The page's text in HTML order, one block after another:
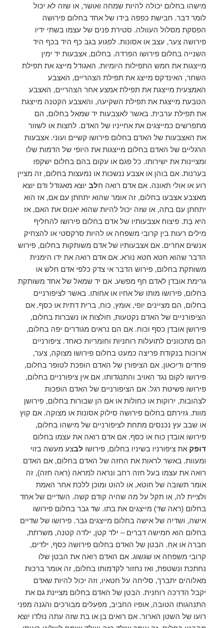
מישהו בחלום יכולה להיות שמחה ואושר, או שזה לא יכול
לומר דבר. חבישת כפפה בידו של אחד בחלום פירושה
הפסקת מסלול העוולה. סטירת פנים של עצמו בשתי ידיו
פירושה צער, עצב או אסונות. לפגוע בגב כף היד בכף היד
השנייה בחלום פירושו הפרדה. בחלום, אצבעות יד ימין
מייצגות את חמש התפילות היומיות. האגודל מייצג את תפילת
השחר, האינדקס מייצג את תפילת הצהריים, האצבע
האמצעית מייצגת את תפילת אמצע אחר הצהריים, האצבע
הטבעת מייצגת את תפילת השקיעה, והאצבע הקטנה מייצגת
את תפילת ערבית. באשר לאצבעות יד שמאל בחלום, הם
מתפרשים כמייצגים את אחייניו של האדם. לחצות או לשזור
את האצבעות של האדם בחלום פירושו קשיים ועוני. אצבעות
הרגליים של האדם בחלום מייצגות את היופי של הדמות שלו
ומציינות את ישירותו. כל פגם או עקום בהם בחלום ישקפו
בערנות. אם בוהן או אצבע ננשכות או נמעצות בחלום, זה מציין
רוע או אולי תאונה. אם אדם רואה חלב יוצא מאגודל ודם יוצא
מאצבע אצבעו בחלום, זה אומר שהוא יתחתן עם אם, אז הוא
יתחתן עם בתה, או שזה יכול להיות שהוא יאנוס את האם, אז
היא בַּת. פיצוח אצבעותיו של אדם בחלום פירושו להחליף
מילים רעות בין קרובי משפחה או להיות סרקסטי או להצחיק
אנשים אחרים. אם אצבעותיו של אדם משותקות בחלום, פירוש
הדבר שהוא חטא חטא נורא. אם אדם רואה את ידו הימנית
משותקת בחלום, פירוש הדבר אי צדק כלפי אדם חלש או
גרימת אובדן לאדם חף מפשע. אם יד שמאל של אחד משותקת
בחלום, פירושו מותו של אחיו או אחותו. באשר לציפורניים
בחלום, הם מציינים יופי, אומץ, כוח, ברית דתית או כסף. אם
הציפורניים של האדם נקטעות, חולצות או נשברות בחלום,
פירושן אובדן כסף וכוח. אם הם נראים מגודרים יפה בחלום,
הם מתכוונים לתועלות רוחניות וחומריות כאחד. ציפורניים
ארוכות בנקודת פריצה כמעט בחלום פירושו מצוקה, צער,
פחדים ודיכאון. אם הציפורן של האדם הופכת לטופר בחלום,
פירושו לקום נגד האויב והתנגדותו. אם אין ציפורניים בחלום,
פירושו פשיטת רגל. אם הציפורניים של האדם הופכות
לצהובות, ירוקות או כחולות או אם הן שבורות בחלום, פירושן
מוות. גזירתם בחלום פירושה סילוק אסונות או מצוקה. אם קוץ
או שבב עץ נכנסים מתחת לציפורניים של מישהו בחלום,
פירושו אובדן כוח או כסף. אם אדם רואה את עצמו בחלום
דופק את ציפורניו בשיניו בחלום, פירושו לבצע מעשה בזוי
ומעוות. באשר לראות את החזה של האדם בחלום, אם האדם
רואה את עצמו בעל חזה רחב ונראה למראה (ראה חזה), זה
אומר תשובה של חוטא, או להוט ומוכן ללכת אחר האמת
ולציית לה, או תקל על מה שהיה קודם קשה. השדיים של אחד
בחלום (ראה שד) מייצגים את בתו. שד גבר בחלום פירושו
אישה, ושדיה של אישה בחלום מייצגים גבר. פירושו של שדיים
בחלום הוא חמישה דברים – ילד קטן, ילדה קטנה, משרתת,
חברה או אח. הבטן של האדם בחלום פירושה כסף, ילדים,
קרובי משפחה או שגשוג. אם האדם רואה את הבטן שלו
נחתכת ונשטפת, ואז נחזור לקדמותו בחלום, זה אומר ברכות
מאלוהים יתברך, סליחה על חטאיו, וזה יכול להיות שאדם
יקבל הדרכה רוחנית. הבטן של האדם בחלום מציינת גם את
התנהגותו הטובה, אופיו החביב, מפעלים מבורכים והגנה מפני
רועו של השטן הארור. אם רואים בן או בת שזה עתה נולדו יוצא